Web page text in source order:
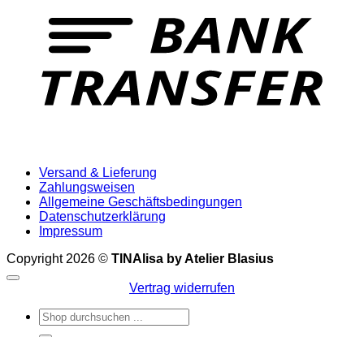
Versand & Lieferung
Zahlungsweisen
Allgemeine Geschäftsbedingungen
Datenschutzerklärung
Impressum
Copyright 2026 © TINAlisa by Atelier Blasius
Vertrag widerrufen
Suchen
nach: